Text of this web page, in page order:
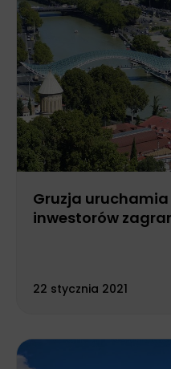
Gruzja
inwestorów
22 stycznia 2021